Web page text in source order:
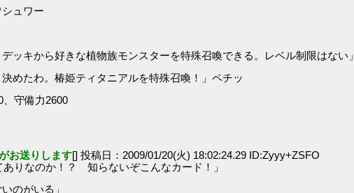
ュワー
ッキから好きな植物族モンスターを特殊召喚できる。レベル制限はない」
めたわ。椿姫ティタニアルを特殊召喚！」ペチッ
守備力2600
お送りします[] 投稿日：2009/01/20(火) 18:02:24.29 ID:Zyyy+ZSFO
りなのか！？ 知らないぞこんなカード！」
のがいる」